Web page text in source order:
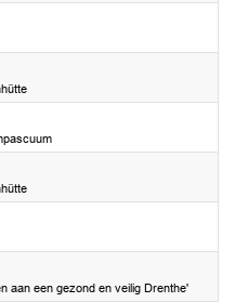
aan een gezond en veilig Drenthe'